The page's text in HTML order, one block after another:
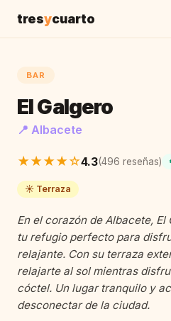
tresycuarto
BAR
El Galgero
📍 Albacete
★★★★☆4.3(496 reseñas)
☀️ Terraza
En el corazón de Albacete,
tu refugio perfecto para
relajante. Con su terraza
relajarte al sol mientras
cóctel. Un lugar tranquilo y
desconectar de la ciudad.